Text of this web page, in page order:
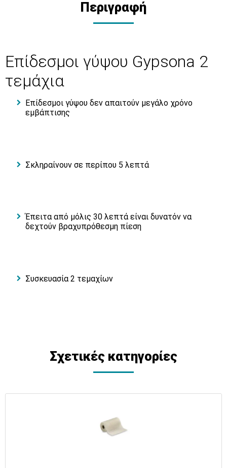
Περιγραφή
Επίδεσμοι γύψου Gypsona 2
τεμάχια
Επίδεσμοι γύψου δεν απαιτούν μεγάλο χρόνο
εμβάπτισης
Σκληραίνουν σε περίπου 5 λεπτά
Έπειτα από μόλις 30 λεπτά είναι δυνατόν να
δεχτούν βραχυπρόθεσμη πίεση
Συσκευασία 2 τεμαχίων
Σχετικές κατηγορίες